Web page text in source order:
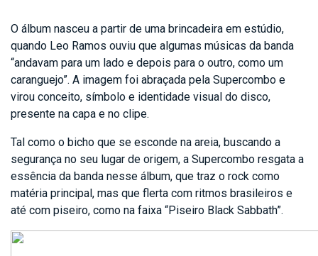
O álbum nasceu a partir de uma brincadeira em estúdio,
quando Leo Ramos ouviu que algumas músicas da banda
“andavam para um lado e depois para o outro, como um
caranguejo”. A imagem foi abraçada pela Supercombo e
virou conceito, símbolo e identidade visual do disco,
presente na capa e no clipe.
Tal como o bicho que se esconde na areia, buscando a
segurança no seu lugar de origem, a Supercombo resgata a
essência da banda nesse álbum, que traz o rock como
matéria principal, mas que flerta com ritmos brasileiros e
até com piseiro, como na faixa “Piseiro Black Sabbath”.